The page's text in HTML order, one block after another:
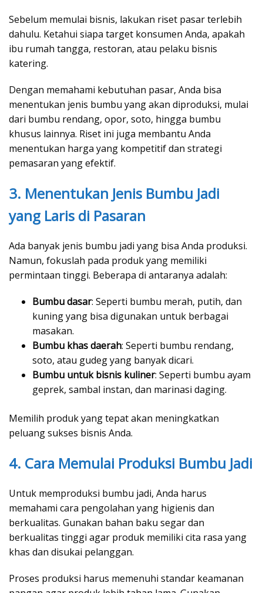
Sebelum memulai bisnis, lakukan riset pasar terlebih
dahulu. Ketahui siapa target konsumen Anda, apakah
ibu rumah tangga, restoran, atau pelaku bisnis
katering.
Dengan memahami kebutuhan pasar, Anda bisa
menentukan jenis bumbu yang akan diproduksi, mulai
dari bumbu rendang, opor, soto, hingga bumbu
khusus lainnya. Riset ini juga membantu Anda
menentukan harga yang kompetitif dan strategi
pemasaran yang efektif.
3. Menentukan Jenis Bumbu Jadi
yang Laris di Pasaran
Ada banyak jenis bumbu jadi yang bisa Anda produksi.
Namun, fokuslah pada produk yang memiliki
permintaan tinggi. Beberapa di antaranya adalah:
Bumbu dasar: Seperti bumbu merah, putih, dan
kuning yang bisa digunakan untuk berbagai
masakan.
Bumbu khas daerah: Seperti bumbu rendang,
soto, atau gudeg yang banyak dicari.
Bumbu untuk bisnis kuliner: Seperti bumbu ayam
geprek, sambal instan, dan marinasi daging.
Memilih produk yang tepat akan meningkatkan
peluang sukses bisnis Anda.
4. Cara Memulai Produksi Bumbu Jadi
Untuk memproduksi bumbu jadi, Anda harus
memahami cara pengolahan yang higienis dan
berkualitas. Gunakan bahan baku segar dan
berkualitas tinggi agar produk memiliki cita rasa yang
khas dan disukai pelanggan.
Proses produksi harus memenuhi standar keamanan